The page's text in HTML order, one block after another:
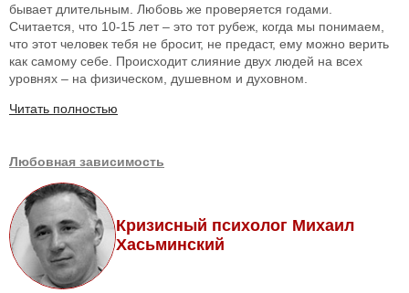
бывает длительным. Любовь же проверяется годами.
Считается, что 10-15 лет – это тот рубеж, когда мы понимаем,
что этот человек тебя не бросит, не предаст, ему можно верить
как самому себе. Происходит слияние двух людей на всех
уровнях – на физическом, душевном и духовном.
Читать полностью
Любовная зависимость
Кризисный психолог Михаил
Хасьминский